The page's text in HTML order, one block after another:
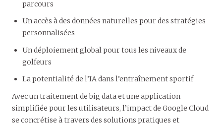
parcours
Un accès à des données naturelles pour des stratégies
personnalisées
Un déploiement global pour tous les niveaux de
golfeurs
La potentialité de l’IA dans l’entraînement sportif
Avec un traitement de big data et une application
simplifiée pour les utilisateurs, l’impact de Google Cloud
se concrétise à travers des solutions pratiques et